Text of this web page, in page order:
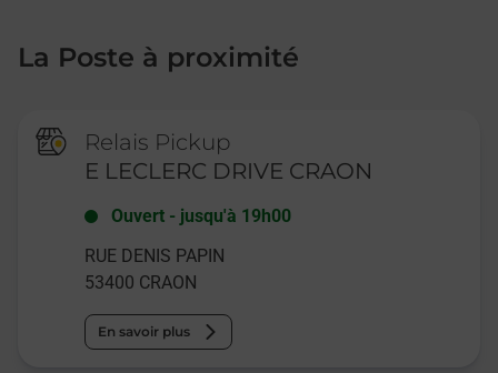
La Poste à proximité
Relais Pickup
E LECLERC DRIVE CRAON
Ouvert - jusqu'à 19h00
RUE DENIS PAPIN
53400 CRAON
En savoir plus